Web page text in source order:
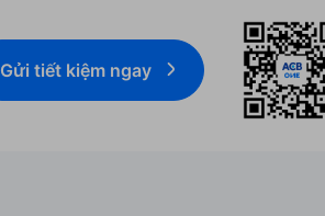
Gửi tiết kiệm ngay